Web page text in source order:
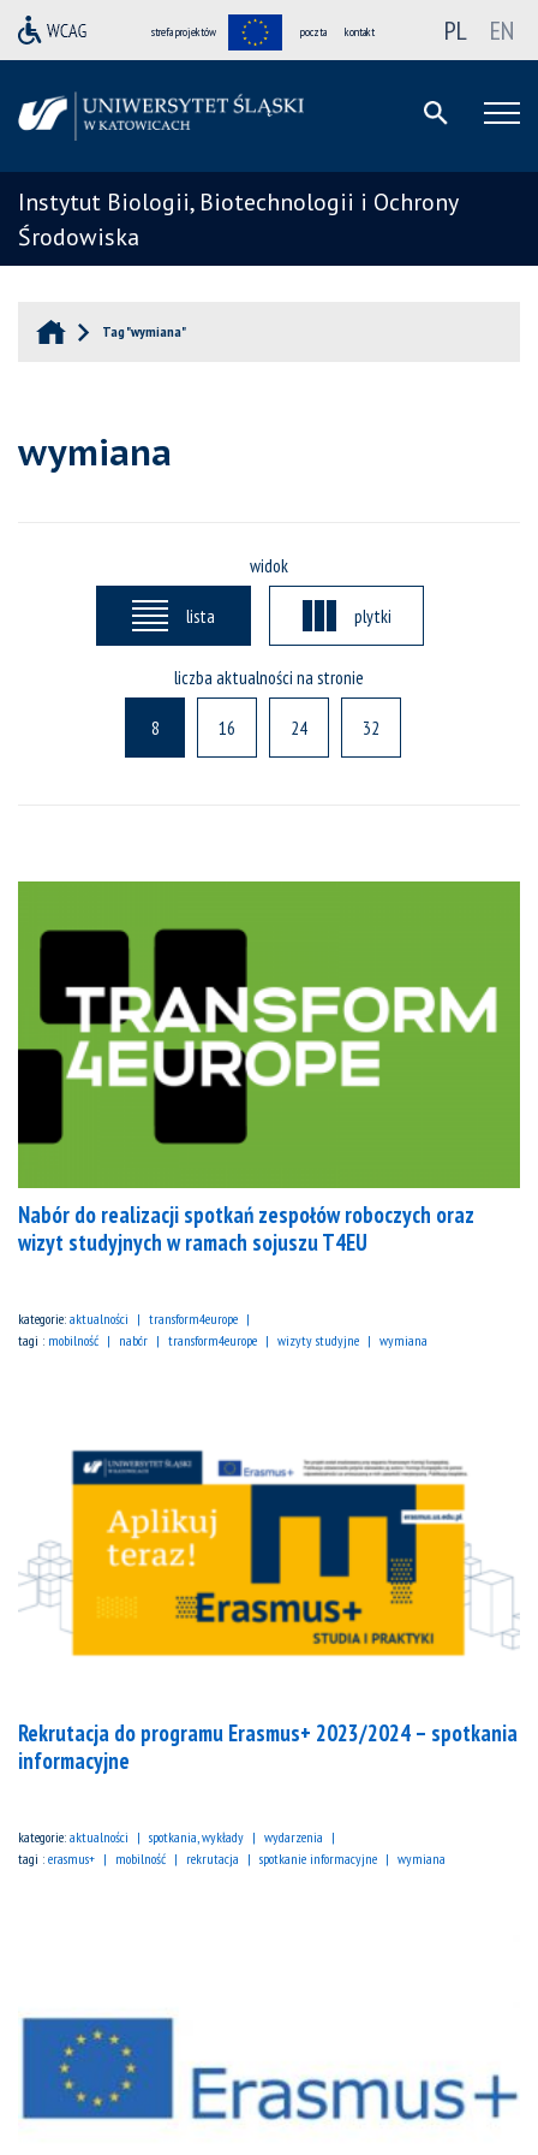
strefa projektów poczta kontakt PL EN
Instytut Biologii, Biotechnologii i Ochrony
Środowiska
Tag "wymiana"
wymiana
widok
lista plytki
liczba aktualności na stronie
8 16 24 32
Nabór do realizacji spotkań zespołów roboczych oraz
wizyt studyjnych w ramach sojuszu T4EU
kategorie: aktualności
transform4europe
tagi : mobilność nabór transform4europe wizyty studyjne wymiana
Rekrutacja do programu Erasmus+ 2023/2024 – spotkania
informacyjne
kategorie: aktualności spotkania, wykłady
wydarzenia
tagi : erasmus+ mobilność rekrutacja spotkanie informacyjne wymiana